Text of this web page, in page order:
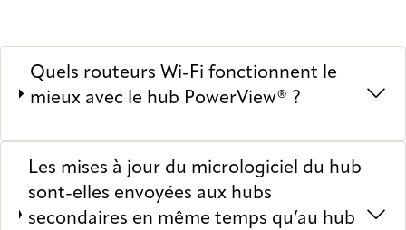
Quels routeurs Wi-Fi fonctionnent le
mieux avec le hub PowerView® ?
Les mises à jour du micrologiciel du hub
sont-elles envoyées aux hubs
secondaires en même temps qu’au hub